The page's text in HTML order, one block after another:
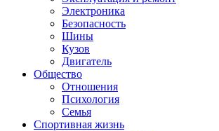
Электроника
Безопасность
Шины
Кузов
Двигатель
Общество
Отношения
Психология
Семья
Спортивная жизнь